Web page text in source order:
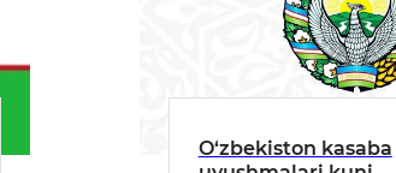
O‘zbekiston kasaba